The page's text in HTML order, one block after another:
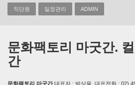
직단원 일정관리 ADMIN
문화팩토리 마굿간.
간
문화팩토리 마굿간대표자 : 박상용, 대표전화 : 02)